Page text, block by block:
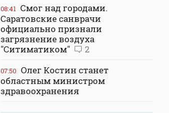
08:41 Смог над городами.
Саратовские санврачи
официально признали
загрязнение воздуха
"Ситиматиком"
2
07:50 Олег Костин станет
областным министром
здравоохранения